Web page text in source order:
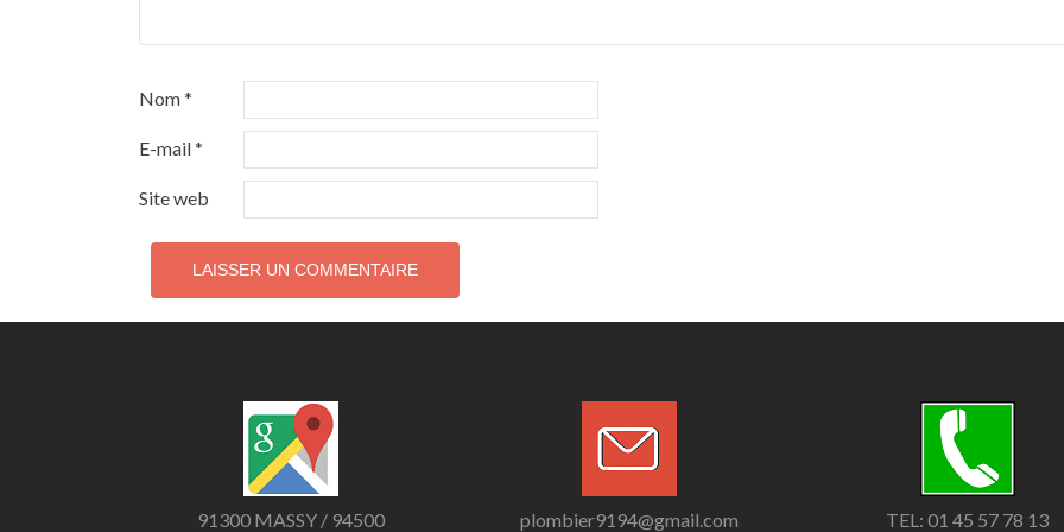
Nom*
E-mail*
Site web
91300 MASSY / 94500 plombier9194@gmail.com TEL: 01 45 57 78 13